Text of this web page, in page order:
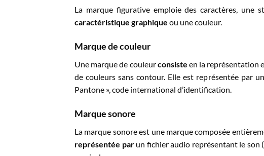
La marque figurative emploie des caractères, une
caractéristique graphique ou une couleur.
Marque de couleur
Une marque de couleurconsiste en la représentation
de couleurs sans contour. Elle est représentée par
Pantone », code international d’identification.
Marque sonore
La marque sonore est une marque composée
représentée parun fichier audio représentant le son